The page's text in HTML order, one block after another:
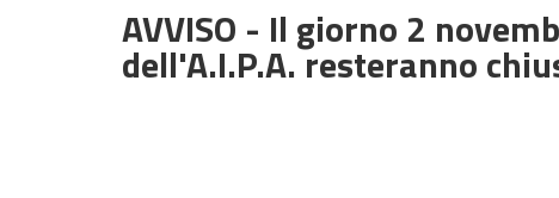
AVVISO - Il giorno 2
dell'A.I.P.A. resteranno